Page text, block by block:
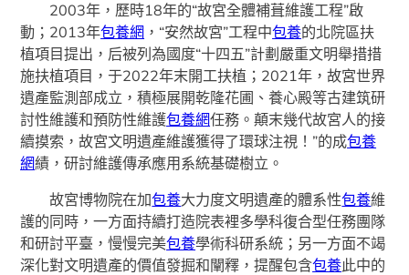
2003年，歷時18年的“故宮全體補葺維護工程”啟
動；2013年包養網 ，“安然故宮”工程中包養的北院區扶
植項目提出，后被列為國度“十四五”計劃嚴重文明舉措措
施扶植項目，于2022年末開工扶植；2021年，故宮世界
遺產監測部成立，積極展開乾隆花圃、養心殿等古建筑研
討性維護和預防性維護包養網任務。顛末幾代故宮人的接
續摸索，故宮文明遺產維護獲得了環球注視！”的成包養
網績，研討維護傳承應用系統基礎樹立。
故宮博物院在加包養大力度文明遺產的體系性包養維
護的同時，一方面持續打造院表裡多學科復合型任務團隊
和研討平臺，慢慢完美包養學術科研系統；另一方面不竭
深化對文明遺產的價值發掘和闡釋，提醒包含包養此中的